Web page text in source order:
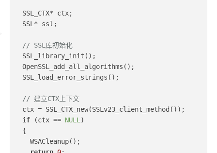
  SSL_CTX* ctx;
  SSL* ssl;
// SSL库初始化
  SSL_library_init();
  OpenSSL_add_all_algorithms();
  SSL_load_error_strings();
// 建立CTX上下文
  ctx = SSL_CTX_new(SSLv23_client_method());
if (ctx == NULL )
  {
    WSACleanup();